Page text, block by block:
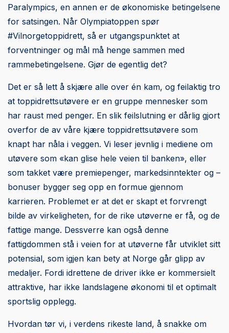
Paralympics, en annen er de økonomiske betingelsene
for satsingen. Når Olympiatoppen spør
#Vilnorgetoppidrett, så er utgangspunktet at
forventninger og mål må henge sammen med
rammebetingelsene. Gjør de egentlig det?
Det er så lett å skjære alle over én kam, og feilaktig tro
at toppidrettsutøvere er en gruppe mennesker som
har raust med penger. En slik feilslutning er dårlig gjort
overfor de av våre kjære toppidrettsutøvere som
knapt har nåla i veggen. Vi leser jevnlig i mediene om
utøvere som «kan glise hele veien til banken», eller
som takket være premiepenger, markedsinntekter og –
bonuser bygger seg opp en formue gjennom
karrieren. Problemet er at det er skapt et forvrengt
bilde av virkeligheten, for de rike utøverne er få, og de
fattige mange. Dessverre kan også denne
fattigdommen stå i veien for at utøverne får utviklet sitt
potensial, som igjen kan bety at Norge går glipp av
medaljer. Fordi idrettene de driver ikke er kommersielt
attraktive, har ikke landslagene økonomi til et optimalt
sportslig opplegg.
Hvordan tør vi, i verdens rikeste land, å snakke om